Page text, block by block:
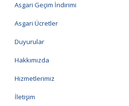
Asgari Geçim İndirimi
Asgari Ücretler
Duyurular
Hakkımızda
Hizmetlerimiz
İletişim